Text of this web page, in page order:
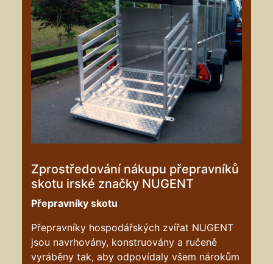
Zprostředování nákupu přepravníků
skotu irské značky NUGENT
Přepravníky skotu
Přepravníky hospodářských zvířat NUGENT
jsou navrhovány, konstruovány a ručeně
vyráběny tak, aby odpovídaly všem nárokům